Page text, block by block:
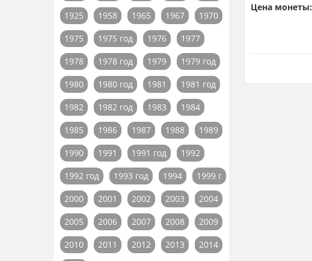
1925
1958 1965 1967
1970
1975
1975 год 1976
1977
1978
1978 год 1979
1979 год
1980
1980 год 1981
1981 год
1982
1982 год 1983
1984
1985
1986 1987 1988
1989
1990
1991 1991 год
1992
1992 год
1993 год 1994
1999 г
2000
2001 2002 2003
2004
2005
2006 2007 2008
2009
2010
2011 2012 2013 2014
Цена монеты: